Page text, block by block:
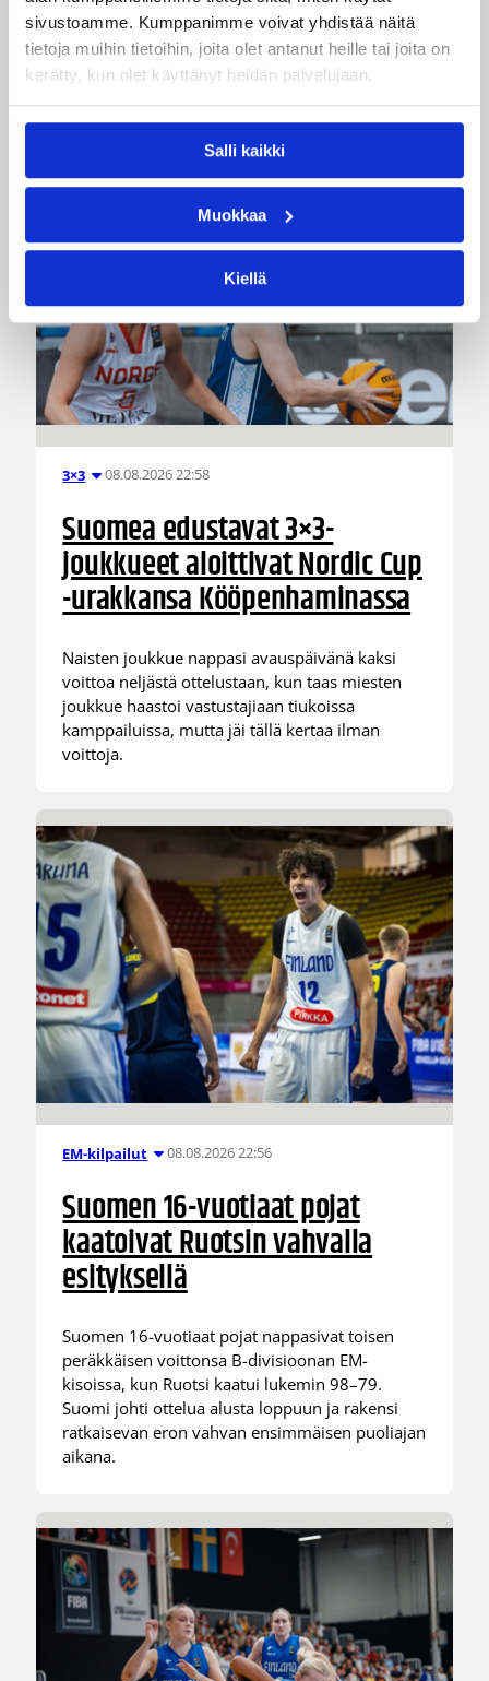
sivustoamme. Kumppanimme voivat yhdistää näitä
tietoja muihin tietoihin, joita olet antanut heille tai joita on
kerätty, kun olet käyttänyt heidän palvelujaan.
Salli kaikki
Muokkaa
Kiellä
Pääjuttu Suomalaiset ulkomailla
3×3 08.08.2026 22:58
Suomea edustavat 3×3-
joukkueet aloittivat Nordic Cup
-urakkansa Kööpenhaminassa
Naisten joukkue nappasi avauspäivänä kaksi
voittoa neljästä ottelustaan, kun taas miesten
joukkue haastoi vastustajiaan tiukoissa
kamppailuissa, mutta jäi tällä kertaa ilman
voittoja.
EM-kilpailut 08.08.2026 22:56
Suomen 16-vuotiaat pojat
kaatoivat Ruotsin vahvalla
esityksellä
Suomen 16-vuotiaat pojat nappasivat toisen
peräkkäisen voittonsa B-divisioonan EM-
kisoissa, kun Ruotsi kaatui lukemin 98–79.
Suomi johti ottelua alusta loppuun ja rakensi
ratkaisevan eron vahvan ensimmäisen puoliajan
aikana.